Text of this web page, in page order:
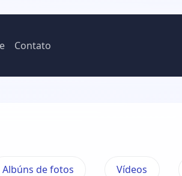
Contato
Albúns de fotos Vídeos